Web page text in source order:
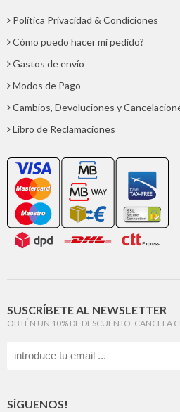
Política Privacidad & Condiciones
Cómo puedo hacer mi pedido?
Gastos de envío
Modos de Pago
Cambios, Devoluciones y
Libro de Reclamaciones
SUSCRÍBETE AL NEWSLETTER
OBTÉN UN 10% DE DESCUENTO. CANCELA
SÍGUENOS!